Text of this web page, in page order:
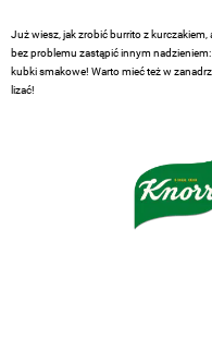
Już wiesz, jak zrobić burrito z
bez problemu zastąpić innym
kubki smakowe! Warto mieć też w
lizać!